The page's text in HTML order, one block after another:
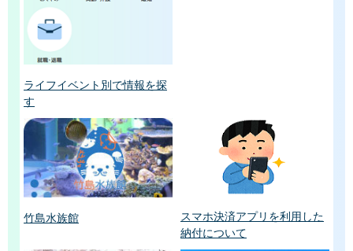
ライフイベント別で情報を探
す
竹島水族館
スマホ決済アプリを利用した
納付について